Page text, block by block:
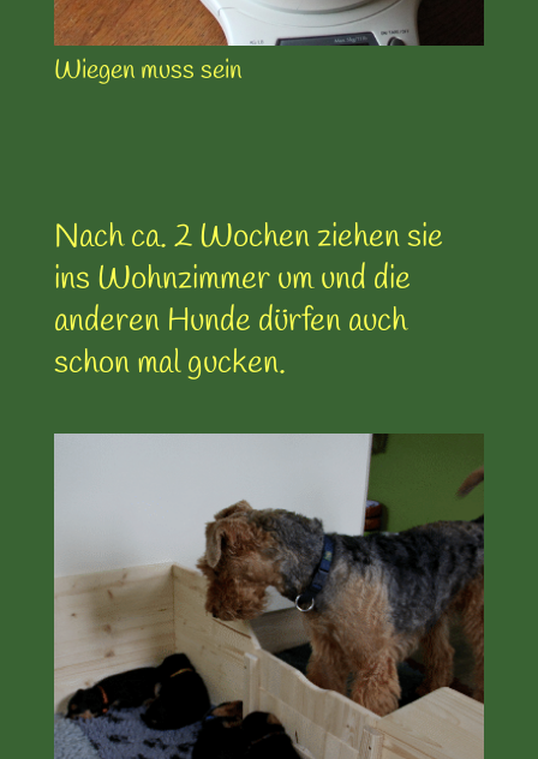
Wiegen muss sein
Nach ca. 2 Wochen ziehen sie
ins Wohnzimmer um und die
anderen Hunde dürfen auch
schon mal gucken.